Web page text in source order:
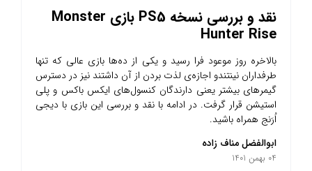
نقد و بررسی نسخه PS5 بازی Monster
Hunter Rise
بالاخره روز موعود فرا رسید و یکی از ده‌ها بازی عالی که تنها
طرفداران نینتندو اجازه‌ی لذت بردن از آن داشتند نیز در دسترس
گیمرهای بیشتر یعنی دارندگان کنسول‌های ایکس باکس و پلی
استیشن قرار گرفت. در ادامه با نقد و بررسی این بازی با دیجی
اُرَنج همراه باشید.
ابوالفضل مناف زاده
04 بهمن 1401